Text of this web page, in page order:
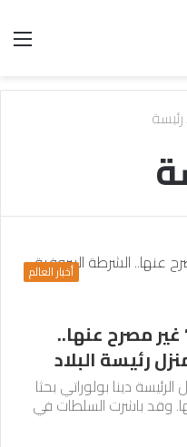
رئيسة
أخبار العالم
مصرح عنها..
رئيسة البلاد
دينا بولوراتي بحثا
وقد باشرت السلطات في